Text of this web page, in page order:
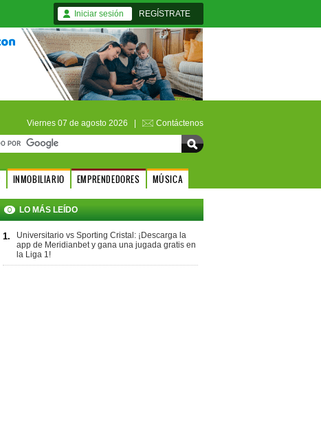
Iniciar sesión REGÍSTRATE
Viernes 07 de agosto 2026 | Contáctenos
INMOBILIARIO EMPRENDEDORES MÚSICA
LO MÁS LEÍDO
1.
Universitario vs Sporting Cristal: ¡Descarga la
app de Meridianbet y gana una jugada gratis en
la Liga 1!